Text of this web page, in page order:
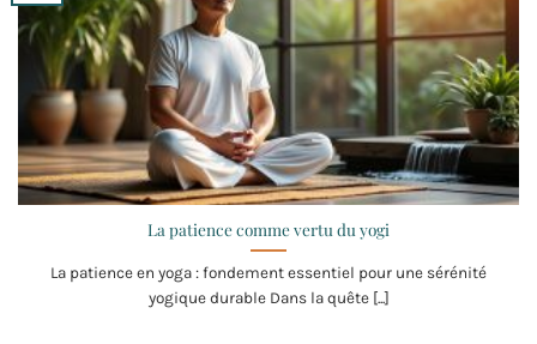
La patience comme vertu du yogi
La patience en yoga : fondement essentiel pour une sérénité
yogique durable Dans la quête [...]